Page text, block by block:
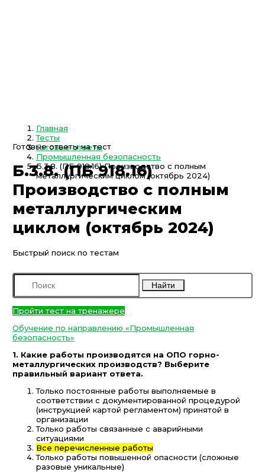
Главная
Тесты
Готовые ответы
Промышленная безопасность
Б.3.8. (ПБ 918.16) Производство с полным
металлургическим циклом (октябрь 2024)
Готовые ответы на тест
Б.3.8. (ПБ 918.16)
Производство с полным
металлургическим
циклом (октябрь 2024)
Быстрый поиск по тестам
Найти
Пройти тест на тренажере
Обучение по направлению «Промышленная
безопасность»
1. Какие работы производятся на ОПО горно-
металлургических производств? Выберите
правильный вариант ответа.
Только постоянные работы выполняемые в
соответствии с документированной процедурой
(инструкцией картой регламентом) принятой в
организации
Только работы связанные с аварийными
ситуациями
Все перечисленные работы
Только работы повышенной опасности (сложные
разовые уникальные)